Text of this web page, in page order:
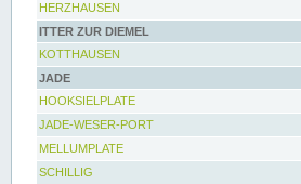
HERZHAUSEN
ITTER ZUR DIEMEL
KOTTHAUSEN
JADE
HOOKSIELPLATE
JADE-WESER-PORT
MELLUMPLATE
SCHILLIG